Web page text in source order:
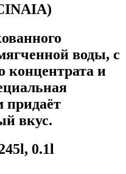
воды, с
концентрата и
придаёт
вкус.
0.1l